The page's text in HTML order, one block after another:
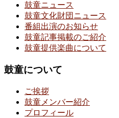
鼓童ニュース
鼓童文化財団ニュース
番組出演のお知らせ
鼓童記事掲載のご紹介
鼓童提供楽曲について
鼓童について
ご挨拶
鼓童メンバー紹介
プロフィール